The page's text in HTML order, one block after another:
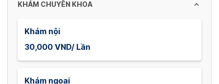
KHÁM CHUYÊN KHOA
Khám nội
30,000 VND/ Lần
Khám ngoại